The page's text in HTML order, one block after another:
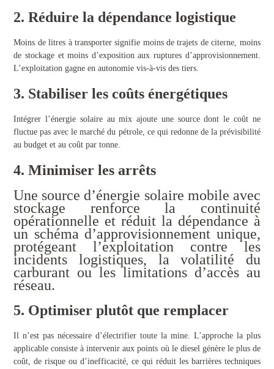
2. Réduire la dépendance logistique
Moins de litres à transporter signifie moins de trajets de citerne, moins
de stockage et moins d’exposition aux ruptures d’approvisionnement.
L’exploitation gagne en autonomie vis-à-vis des tiers.
3. Stabiliser les coûts énergétiques
Intégrer l’énergie solaire au mix ajoute une source dont le coût ne
fluctue pas avec le marché du pétrole, ce qui redonne de la prévisibilité
au budget et au coût par tonne.
4. Minimiser les arrêts
Une source d’énergie solaire mobile avec
stockage renforce la continuité
opérationnelle et réduit la dépendance à
un schéma d’approvisionnement unique,
protégeant l’exploitation contre les
incidents logistiques, la volatilité du
carburant ou les limitations d’accès au
réseau.
5. Optimiser plutôt que remplacer
Il n’est pas nécessaire d’électrifier toute la mine. L’approche la plus
applicable consiste à intervenir aux points où le diesel génère le plus de
coût, de risque ou d’inefficacité, ce qui réduit les barrières techniques